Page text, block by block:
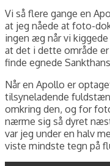
Vi så flere gange en
at jeg nåede at foto-
ingen æg når vi
at det i dette område
finde egnede
Når en Apollo er
tilsyneladende
omkring den, og for
nærme sig så dyret
var jeg under en halv
viste mindste tegn på